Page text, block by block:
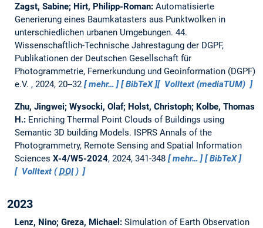
Zagst, Sabine; Hirt, Philipp-Roman: Automatisierte
Generierung eines Baumkatasters aus Punktwolken in
unterschiedlichen urbanen Umgebungen. 44.
Wissenschaftlich-Technische Jahrestagung der DGPF,
Publikationen der Deutschen Gesellschaft für
Photogrammetrie, Fernerkundung und Geoinformation (DGPF)
e.V. , 2024, 20--32
mehr… BibTeX Volltext (mediaTUM)
Zhu, Jingwei; Wysocki, Olaf; Holst, Christoph; Kolbe, Thomas
H.: Enriching Thermal Point Clouds of Buildings using
Semantic 3D building Models. ISPRS Annals of the
Photogrammetry, Remote Sensing and Spatial Information
Sciences X-4/W5-2024, 2024, 341-348 mehr…
BibTeX
Volltext (DOI)
2023
Lenz, Nino; Greza, Michael: Simulation of Earth Observation